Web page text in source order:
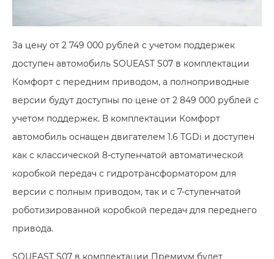
За цену от 2 749 000 рублей с учетом поддержек
доступен автомобиль SOUEAST S07 в комплектации
Комфорт с передним приводом, а полноприводные
версии будут доступны по цене от 2 849 000 рублей с
учетом поддержек. В комплектации Комфорт
автомобиль оснащен двигателем 1.6 TGDi и доступен
как с классической 8-ступенчатой автоматической
коробкой передач с гидротрансформатором для
версии с полным приводом, так и с 7-ступенчатой
роботизированной коробкой передач для переднего
привода.
SOUEAST S07 в комплектации Премиум будет